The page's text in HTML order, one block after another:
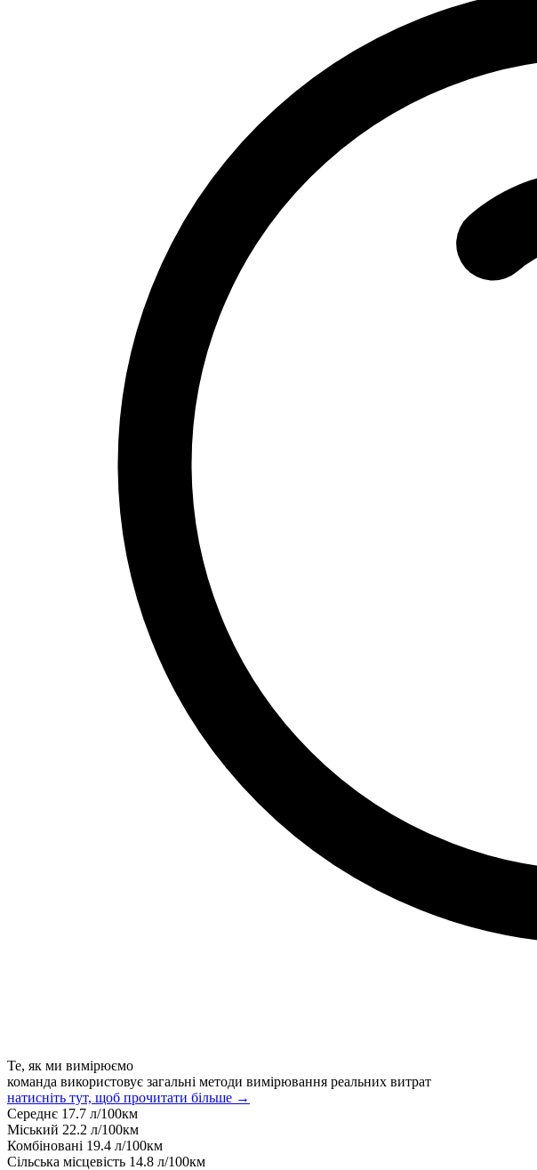
Те, як ми вимірюємо
команда використовує загальні методи вимірювання реальних витрат
натисніть тут, щоб прочитати більше →
Середнє 17.7 л/100км
Міський 22.2 л/100км
Комбіновані 19.4 л/100км
Сільська місцевість 14.8 л/100км